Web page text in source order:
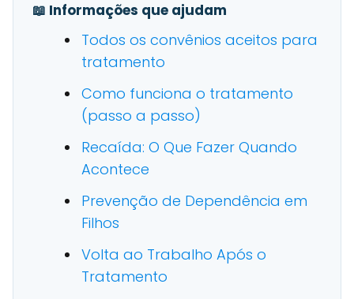
📖 Informações que ajudam
Todos os convênios aceitos para
tratamento
Como funciona o tratamento
(passo a passo)
Recaída: O Que Fazer Quando
Acontece
Prevenção de Dependência em
Filhos
Volta ao Trabalho Após o
Tratamento